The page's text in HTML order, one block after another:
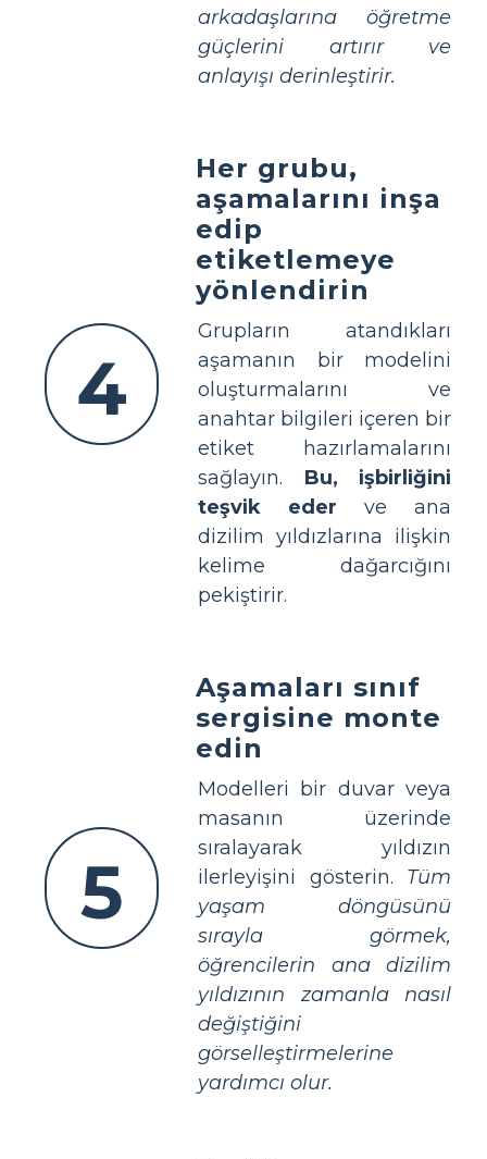
arkadaşlarına öğretme
güçlerini artırır ve
anlayışı derinleştirir.
4
Her grubu,
aşamalarını inşa
edip
etiketlemeye
yönlendirin
Grupların atandıkları
aşamanın bir modelini
oluşturmalarını ve
anahtar bilgileri içeren bir
etiket hazırlamalarını
sağlayın. Bu, işbirliğini
teşvik eder ve ana
dizilim yıldızlarına ilişkin
kelime dağarcığını
pekiştirir.
5
Aşamaları sınıf
sergisine monte
edin
Modelleri bir duvar veya
masanın üzerinde
sıralayarak yıldızın
ilerleyişini gösterin. Tüm
yaşam döngüsünü
sırayla görmek,
öğrencilerin ana dizilim
yıldızının zamanla nasıl
değiştiğini
görselleştirmelerine
yardımcı olur.